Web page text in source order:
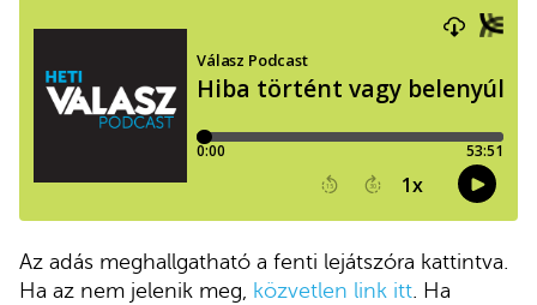
Az adás meghallgatható a fenti lejátszóra kattintva.
Ha az nem jelenik meg, közvetlen link itt . Ha